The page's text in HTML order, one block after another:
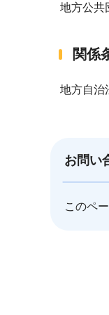
地方公共
関係
地方自治
お問い
このペ